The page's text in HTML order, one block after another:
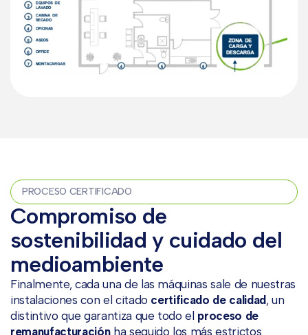
PROCESO CERTIFICADO
Compromiso de
sostenibilidad y cuidado del
medioambiente
Finalmente, cada una de las máquinas sale de nuestras
instalaciones con el citado certificado de calidad, un
distintivo que garantiza que todo el proceso de
remanufacturaciónha seguido los más estrictos